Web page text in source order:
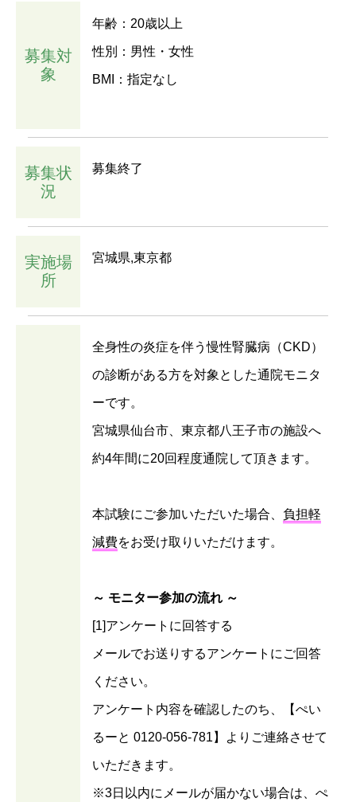
募集対
象
年齢：20歳以上
性別：男性・女性
BMI：指定なし
募集状
況
募集終了
実施場
所
宮城県,東京都
全身性の炎症を伴う慢性腎臓病（CKD）
の診断がある方を対象とした通院モニタ
ーです。
宮城県仙台市、東京都八王子市の施設へ
約4年間に20回程度通院して頂きます。
本試験にご参加いただいた場合、 負担軽
減費をお受け取りいただけます。
～ モニター参加の流れ ～
[1]アンケートに回答する
メールでお送りするアンケートにご回答
ください。
アンケート内容を確認したのち、【ぺい
るーと 0120-056-781】よりご連絡させて
いただきます。
※3日以内にメールが届かない場合は、ぺ